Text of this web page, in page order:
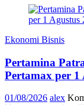
Ekonomi Bisnis
Pertamina
Pertamax per 1
01/08/2026 alex